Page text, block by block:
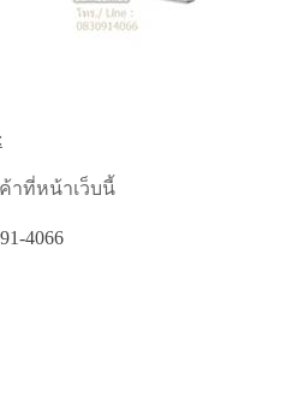
าที่หน้าเว็บนี้
4066